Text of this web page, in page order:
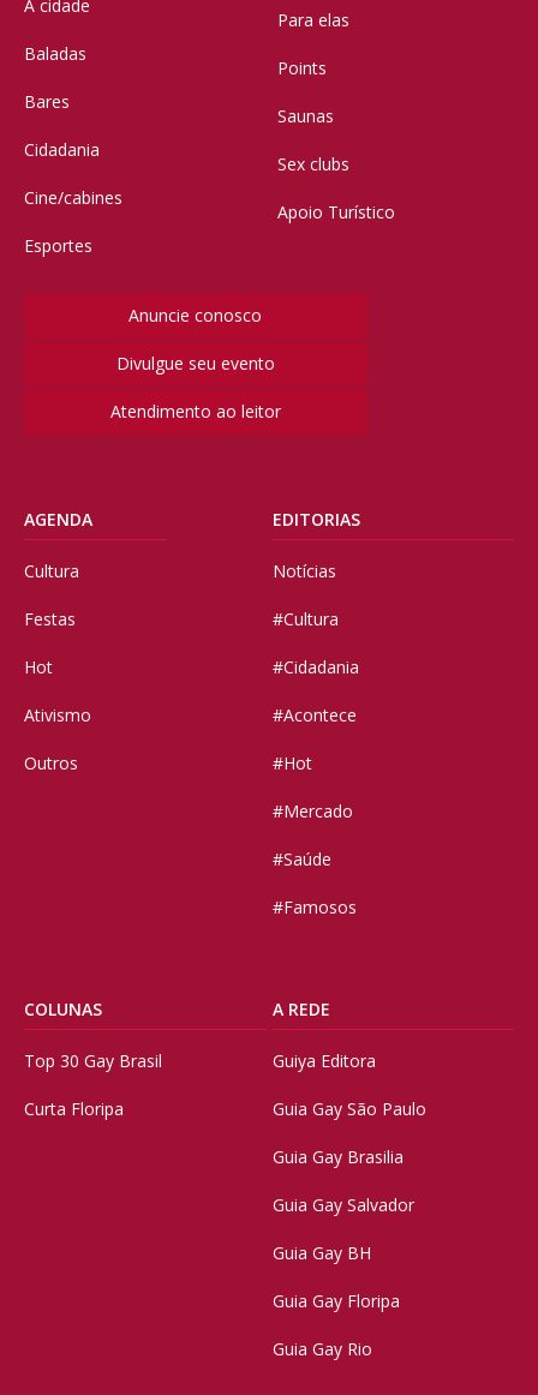
A cidade
Baladas
Bares
Cidadania
Cine/cabines
Esportes
Para elas
Points
Saunas
Sex clubs
Apoio Turístico
Anuncie conosco
Divulgue seu evento
Atendimento ao leitor
AGENDA
Cultura
Festas
Hot
Ativismo
Outros
EDITORIAS
Notícias
#Cultura
#Cidadania
#Acontece
#Hot
#Mercado
#Saúde
#Famosos
COLUNAS
Top 30 Gay Brasil
Curta Floripa
A REDE
Guiya Editora
Guia Gay São Paulo
Guia Gay Brasilia
Guia Gay Salvador
Guia Gay BH
Guia Gay Floripa
Guia Gay Rio